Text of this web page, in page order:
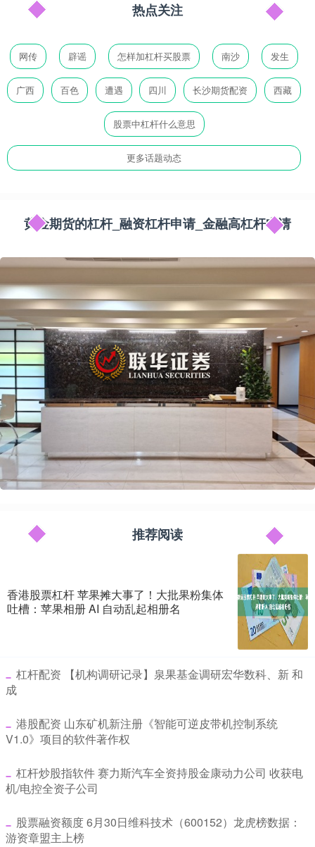
热点关注
网传 辟谣 怎样加杠杆买股票 南沙 发生
广西 百色 遭遇 四川 长沙期货配资 西藏
股票中杠杆什么意思
更多话题动态
黄金期货的杠杆_融资杠杆申请_金融高杠杆申请
推荐阅读
香港股票杠杆 苹果摊大事了！大批果粉集体
吐槽：苹果相册 AI 自动乱起相册名
​杠杆配资 【机构调研记录】泉果基金调研宏华数科、新 和
成
​港股配资 山东矿机新注册《智能可逆皮带机控制系统
V1.0》项目的软件著作权
​杠杆炒股指软件 赛力斯汽车全资持股金康动力公司 收获电
机/电控全资子公司
​股票融资额度 6月30日维科技术（600152）龙虎榜数据：
游资章盟主上榜